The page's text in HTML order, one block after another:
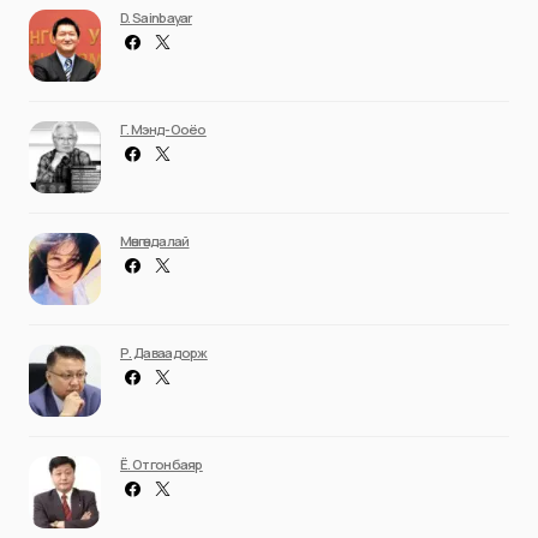
D. Sainbayar
Г. Мэнд-Ооёо
Мөнгөндалай
Р. Даваадорж
Ё. Отгонбаяр